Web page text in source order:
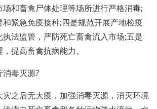
和畜禽尸体处理等场所进行严格消毒;
紧急免疫接种;四是规范开展产地检疫
法监管，严防死亡畜禽流入市场;五是
提高畜禽抗病能力。
消毒灭源?
之后无大疫，加强消毒灭源，消灭环境